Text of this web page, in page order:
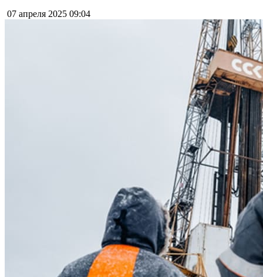
07 апреля 2025 09:04